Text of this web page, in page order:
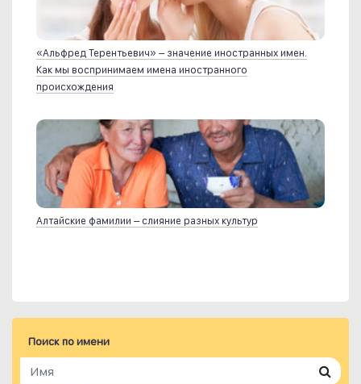
«Альфред Терентьевич» – значение иностранных имен.
Как мы воспринимаем имена иностранного
происхождения
Алтайские фамилии – слияние разных культур
Поиск по имени